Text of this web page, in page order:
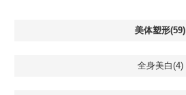
美体塑形(59)
全身美白(4)